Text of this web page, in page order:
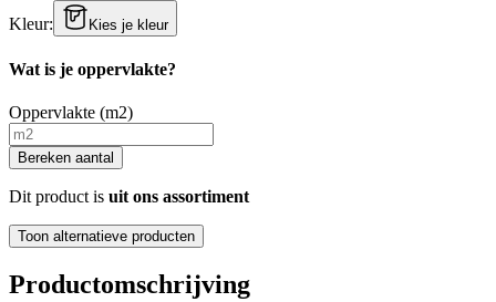
Kleur: Kies je kleur
Wat is je oppervlakte?
Oppervlakte (m2)
Bereken aantal
Dit product is uit ons assortiment
Toon alternatieve producten
Productomschrijving